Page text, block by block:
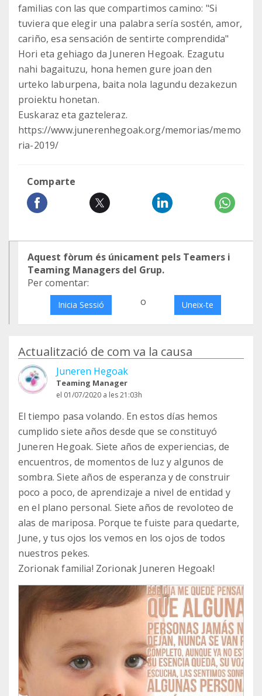
familias con las que compartimos camino: "Si
tuviera que elegir una palabra sería sostén, amor,
cariño, esa sensación de sentirte comprendida"
Hori eta gehiago da Juneren Hegoak. Ezagutu
nahi bagaituzu, hona hemen gure joan den
urteko laburpena, baita nola lagundu dezakezun
proiektu honetan.
Euskaraz eta gazteleraz.
https://www.junerenhegoak.org/memorias/memo
ria-2019/
Comparte
Aquest fòrum és únicament pels Teamers i
Teaming Managers del Grup.
Per comentar:
Inicia Sessió o Uneix-te
Actualització de com va la causa
Juneren Hegoak
Teaming Manager
el 01/07/2020 a les 21:03h
El tiempo pasa volando. En estos días hemos
cumplido siete años desde que se constituyó
Juneren Hegoak. Siete años de experiencias, de
encuentros, de momentos de luz y algunos de
sombra. Siete años de esperanza y de construir
poco a poco, de aprendizaje a nivel de entidad y
en el plano personal. Siete años de revoloteo de
alas de mariposa. Porque te fuiste para quedarte,
June, y tus ojos los vemos en los ojos de todos
nuestros pekes.
Zorionak familia! Zorionak Juneren Hegoak!